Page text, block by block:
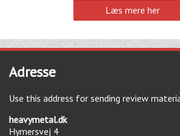
Læs mere her
Adresse
Use this address for sending review
heavymetal.dk
Hymersvej 4